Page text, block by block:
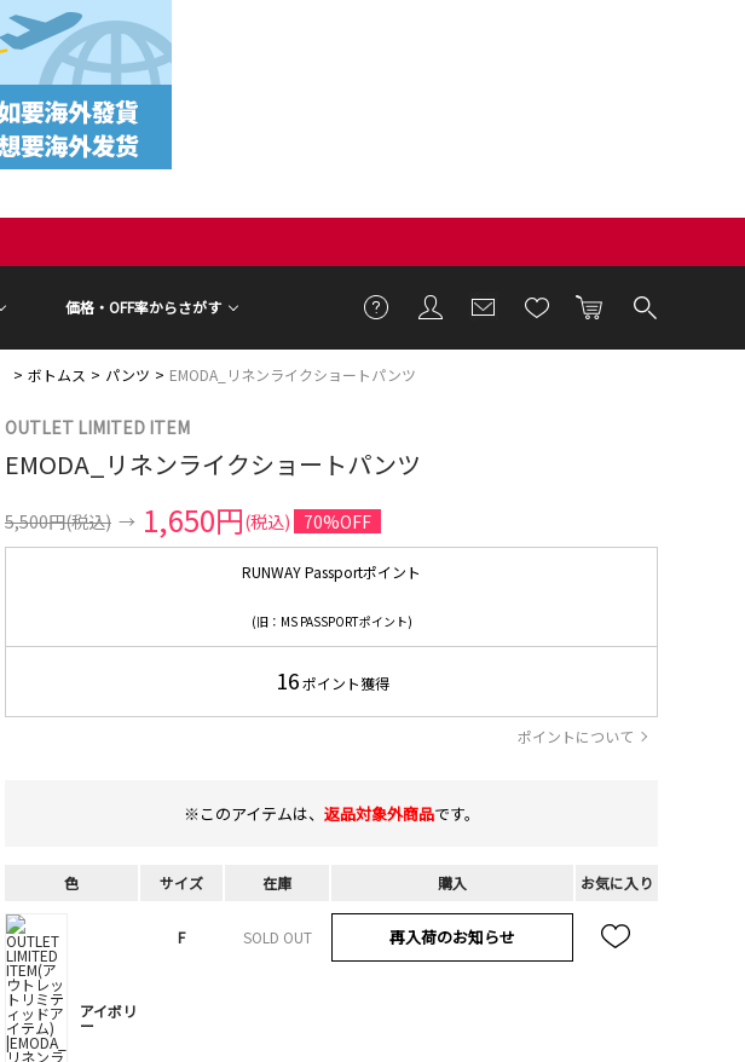
価格・OFF率からさがす
ボトムス パンツ EMODA_リネンライクショートパンツ
モデル身長 161cm 着用サイズ F
OUTLET LIMITED ITEM
EMODA_リネンライクショートパンツ
5,500円(税込) → 1,650円(税込) 70%OFF
RUNWAY Passportポイント
(旧：MS PASSPORTポイント)
16ポイント獲得
ポイントについて
※このアイテムは、 返品対象外商品です。
色 サイズ 在庫 購入 お気に入り
アイボリ
ー
F SOLD OUT 再入荷のお知らせ